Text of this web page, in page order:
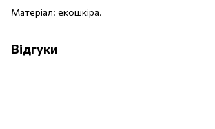
Матеріал: екошкіра.
Відгуки